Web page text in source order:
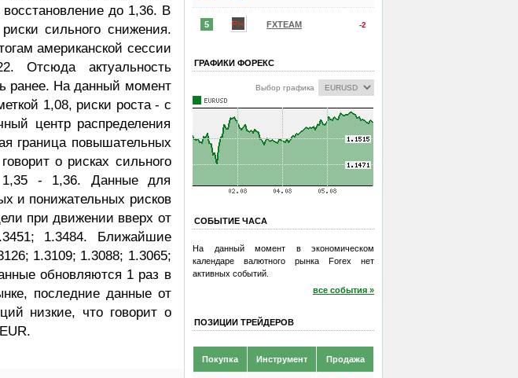
до 1,36. В
сильного снижения.
американской сессии
Отсюда актуальность
ранее. На данный момент
1,08, риски роста - с
центр распределения
граница повышательных
о рисках сильного
1,35 - 1,36. Данные для
и понижательных рисков
при движении вверх от
1.3484. Ближайшие
1.3109; 1.3088; 1.3065;
обновляются 1 раз в
последние данные от
низкие, что говорит о
5 FXTEAM -2
ГРАФИКИ ФОРЕКС
Выбор графика
СОБЫТИЕ ЧАСА
На данный момент в экономическом
календаре валютного рынка Forex нет
активных событий.
все события »
ПОЗИЦИИ ТРЕЙДЕРОВ
Покупка Инструмент Продажа